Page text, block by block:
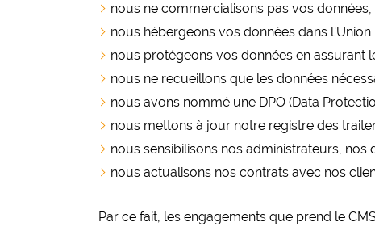
nous ne commercialisons pas vos données,
nous hébergeons vos données dans l'Union
nous protégeons vos données en assurant
nous ne recueillons que les données
nous avons nommé une DPO (Data
nous mettons à jour notre registre des
nous sensibilisons nos administrateurs, nos
nous actualisons nos contrats avec nos
Par ce fait, les engagements que prend le